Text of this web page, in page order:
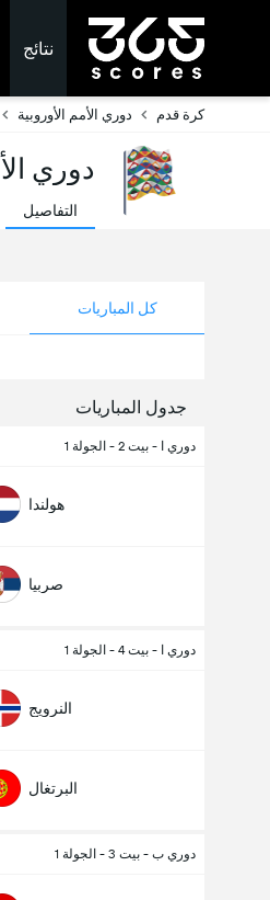
نتائج
كرة قدم دوري الأمم الأوروبية
دوري
التفاصيل
كل المباريات
جدول المباريات
دوري ا - بيت 2 - الجولة 1
هولندا
صربيا
دوري ا - بيت 4 - الجولة 1
النرويج
البرتغال
دوري ب - بيت 3 - الجولة 1